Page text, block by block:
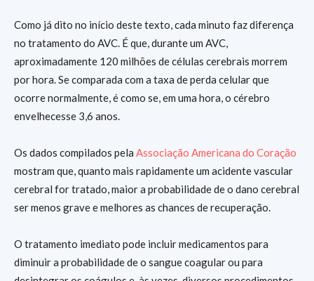
Como já dito no início deste texto, cada minuto faz diferença
no tratamento do AVC. É que, durante um AVC,
aproximadamente 120 milhões de células cerebrais morrem
por hora. Se comparada com a taxa de perda celular que
ocorre normalmente, é como se, em uma hora, o cérebro
envelhecesse 3,6 anos.
Os dados compilados pela Associação Americana do Coração
mostram que, quanto mais rapidamente um acidente vascular
cerebral for tratado, maior a probabilidade de o dano cerebral
ser menos grave e melhores as chances de recuperação.
O tratamento imediato pode incluir medicamentos para
diminuir a probabilidade de o sangue coagular ou para